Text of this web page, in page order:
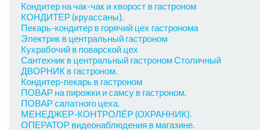
Кондитер на чак-чак и хворост в гастроном
КОНДИТЕР (круассаны).
Пекарь-кондитер в горячий цех гастронома
Электрик в центральный гастроном
Кухрабочий в поварской цех
Сантехник в центральный гастроном Столичный
ДВОРНИК в гастроном.
Кондитер-пекарь в гастроном
ПОВАР на пирожки и самсу в гастроном.
ПОВАР салатного цеха.
МЕНЕДЖЕР-КОНТРОЛЁР (ОХРАННИК).
ОПЕРАТОР видеонаблюдения в магазине.